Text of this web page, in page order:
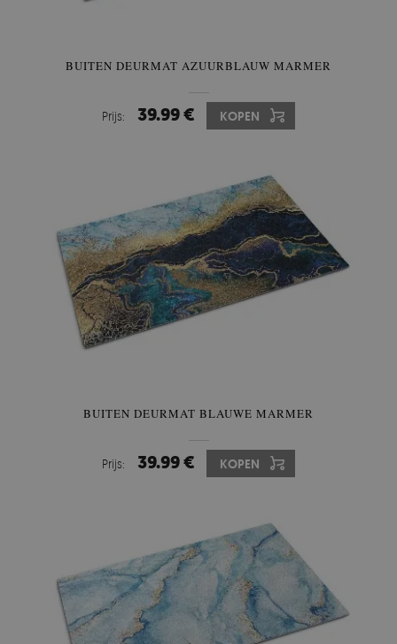
BUITEN DEURMAT AZUURBLAUW MARMER
Prijs: 39.99 € KOPEN
BUITEN DEURMAT BLAUWE MARMER
Prijs: 39.99 € KOPEN